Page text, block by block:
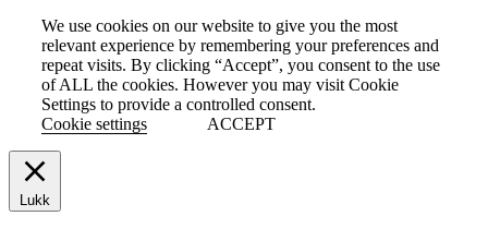
We use cookies on our website to give you the most
relevant experience by remembering your preferences and
repeat visits. By clicking “Accept”, you consent to the use
of ALL the cookies. However you may visit Cookie
Settings to provide a controlled consent.
Cookie settings
ACCEPT
Lukk